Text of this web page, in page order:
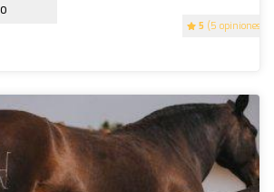
5 (5 opiniones)